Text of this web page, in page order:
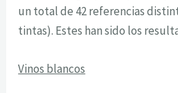
un total de 42 referencias
tintas). Estes han sido los
Vinos blancos